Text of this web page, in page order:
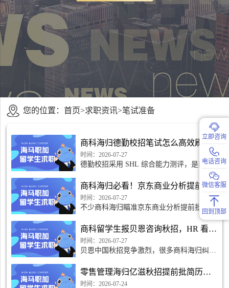
您的位置： 首页>求职资讯>笔试准备
商科海归德勤校招笔试怎么高效刷题？
时间：2026-07-27
德勤校招采用 SHL 综合能力测评，是商科
好，但不适应中文题型、限时节奏，盲目刷
题效率极低。掌握针对性刷题方法、扬长避
短，可快速达标 70 分位及
商科海归必看！京东商业分析提前批留学生有专属通道吗？
时间：2026-07-27
不少商科海归瞄准京东商业分析提前批，最
关心是否存在留学生独立投递通道。结论先
行：京东商业分析提前批没有单独划分留学
生专属网申入口，海内外候选人共用一套投
递系统。但海归拥有
商科留学生报贝恩咨询秋招，HR 看重海外院校排名吗
时间：2026-07-27
贝恩中国秋招竞争激烈，很多商科海归纠结
初筛重要参考，但不是唯一标准，更不决定
最终 offer。目标校候选人具备天然优势；
非目标校留学生依靠实
零售管理海归亿滋秋招提前批简历如何优化？
时间：2026-07-24
立即咨询
电话咨询
微信客服
回到顶部